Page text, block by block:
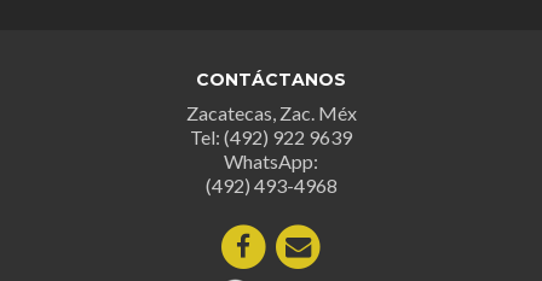
elegir
la
página
de
producto
CONTÁCTANOS
Zacatecas, Zac. Méx
Tel: (492) 922 9639
WhatsApp:
(492) 493-4968